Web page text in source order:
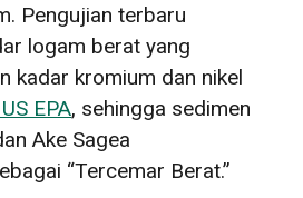
Pengujian terbaru
logam berat yang
kadar kromium dan nikel
EPA, sehingga sedimen
Ake Sagea
“Tercemar Berat.”